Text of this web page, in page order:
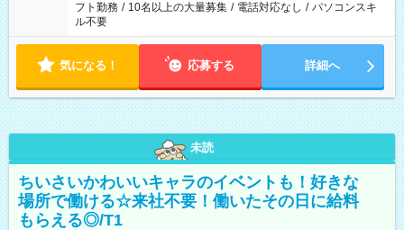
フト勤務 / 10名以上の大量募集 / 電話対応なし / パソコンスキ
ル不要
気になる！ 応募する 詳細へ
未読
ちいさいかわいいキャラのイベントも！好きな
場所で働ける☆来社不要！働いたその日に給料
もらえる◎/T1